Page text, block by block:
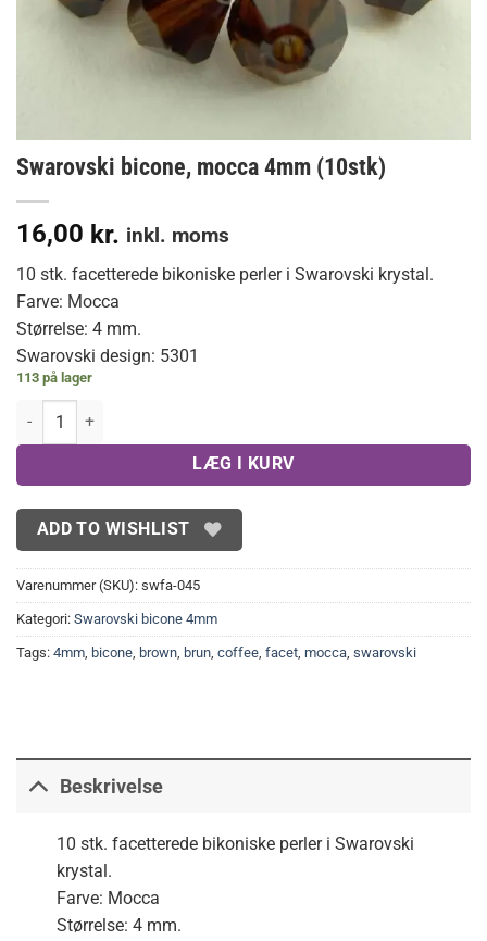
Swarovski bicone, mocca 4mm (10stk)
16,00 kr. inkl. moms
10 stk. facetterede bikoniske perler i Swarovski krystal.
Farve: Mocca
Størrelse: 4 mm.
Swarovski design: 5301
113 på lager
Swarovski bicone, mocca 4mm (10stk) antal
LÆG I KURV
ADD TO WISHLIST
Varenummer (SKU): swfa-045
Kategori: Swarovski bicone 4mm
Tags: 4mm bicone brown brun coffee facet mocca swarovski
Beskrivelse
10 stk. facetterede bikoniske perler i Swarovski
krystal.
Farve: Mocca
Størrelse: 4 mm.